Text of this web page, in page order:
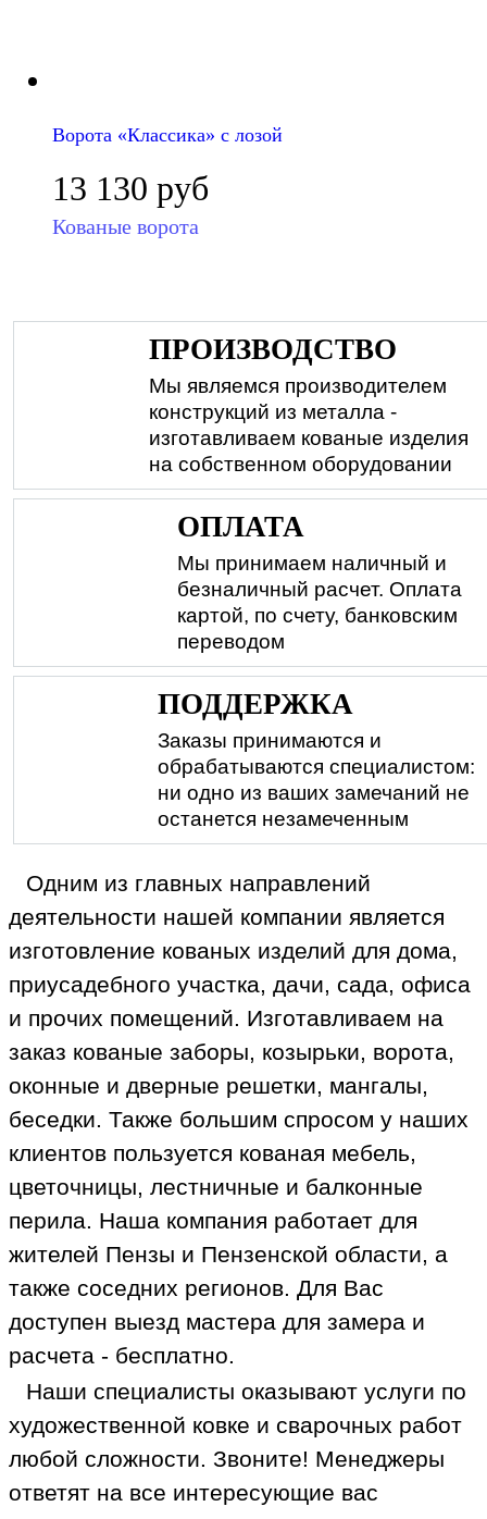
Ворота «Классика» с лозой
13 130 руб
Кованые ворота
ПРОИЗВОДСТВО
Мы являемся производителем
конструкций из металла -
изготавливаем кованые изделия
на собственном оборудовании
ОПЛАТА
Мы принимаем наличный и
безналичный расчет. Оплата
картой, по счету, банковским
переводом
ПОДДЕРЖКА
Заказы принимаются и
обрабатываются специалистом:
ни одно из ваших замечаний не
останется незамеченным
Одним из главных направлений
деятельности нашей компании является
изготовление кованых изделий для дома,
приусадебного участка, дачи, сада, офиса
и прочих помещений. Изготавливаем на
заказ кованые заборы, козырьки, ворота,
оконные и дверные решетки, мангалы,
беседки. Также большим спросом у наших
клиентов пользуется кованая мебель,
цветочницы, лестничные и балконные
перила. Наша компания работает для
жителей Пензы и Пензенской области, а
также соседних регионов. Для Вас
доступен выезд мастера для замера и
расчета - бесплатно.
Наши специалисты оказывают услуги по
художественной ковке и сварочных работ
любой сложности. Звоните! Менеджеры
ответят на все интересующие вас